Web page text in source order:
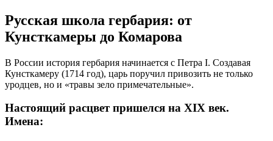
Русская школа гербария: от
Кунсткамеры до Комарова
В России история гербария начинается с Петра I. Создавая
Кунсткамеру (1714 год), царь поручил привозить не только
уродцев, но и «травы зело примечательные».
Настоящий расцвет пришелся на XIX век.
Имена: